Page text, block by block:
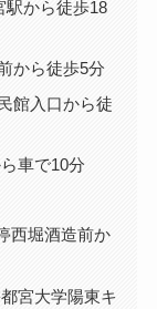
駅から徒歩18
から徒歩5分
館入口から徒
車で10分
西堀酒造前か
宮大学陽東キ